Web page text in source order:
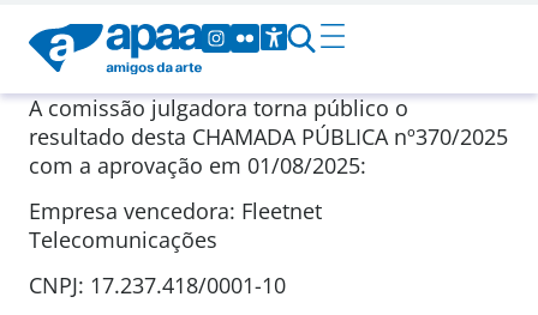
A comissão julgadora torna público o
resultado desta CHAMADA PÚBLICA nº370/2025
com a aprovação em 01/08/2025:
Empresa vencedora: Fleetnet
Telecomunicações
CNPJ: 17.237.418/0001-10